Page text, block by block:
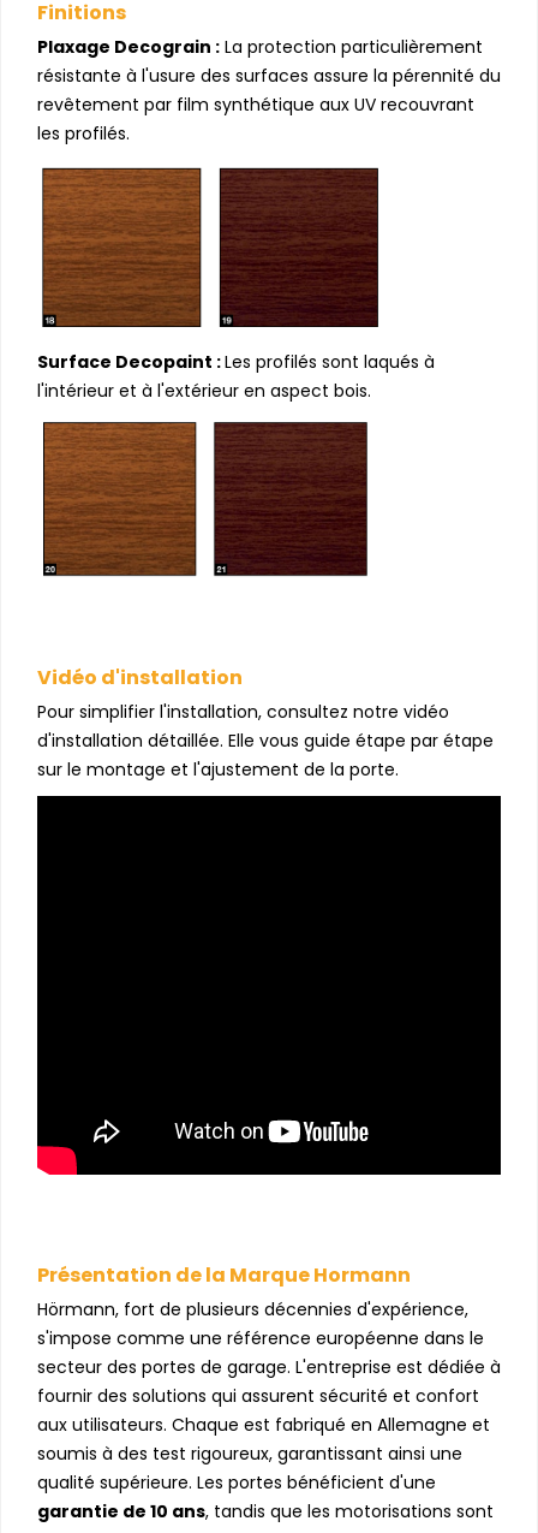
Finitions
Plaxage Decograin : La protection particulièrement
résistante à l'usure des surfaces assure la pérennité du
revêtement par film synthétique aux UV recouvrant
les profilés.
Surface Decopaint :Les profilés sont laqués à
l'intérieur et à l'extérieur en aspect bois.
Vidéo d'installation
Pour simplifier l'installation, consultez notre vidéo
d'installation détaillée. Elle vous guide étape par étape
sur le montage et l'ajustement de la porte.
Présentation de la Marque Hormann
Hörmann, fort de plusieurs décennies d'expérience,
s'impose comme une référence européenne dans le
secteur des portes de garage. L'entreprise est dédiée à
fournir des solutions qui assurent sécurité et confort
aux utilisateurs. Chaque est fabriqué en Allemagne et
soumis à des test rigoureux, garantissant ainsi une
qualité supérieure. Les portes bénéficient d'une
garantie de 10 ans, tandis que les motorisations sont